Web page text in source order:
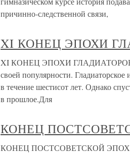
причинно-следственной связи,
XI КОНЕЦ ЭПОХИ
XI КОНЕЦ ЭПОХИ ГЛАДИАТОРОВ В
своей популярности.
в течение шестисот лет. Однако
в прошлое.Для
КОНЕЦ
КОНЕЦ ПОСТСОВЕТСКОЙ ЭПОХИ В